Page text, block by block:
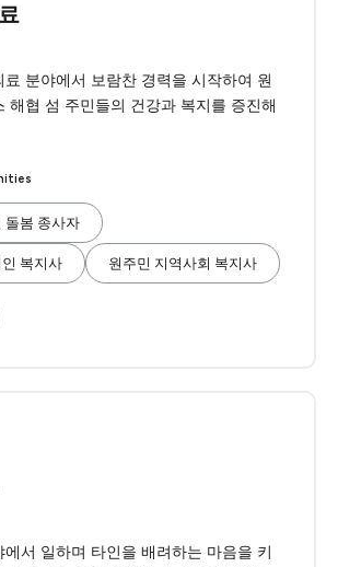
료 분야에서 보람찬 경력을 시작하여 원
해협 섬 주민들의 건강과 복지를 증진해
돌봄 종사자
복지사 원주민 지역사회 복지사
에서 일하며 타인을 배려하는 마음을 키